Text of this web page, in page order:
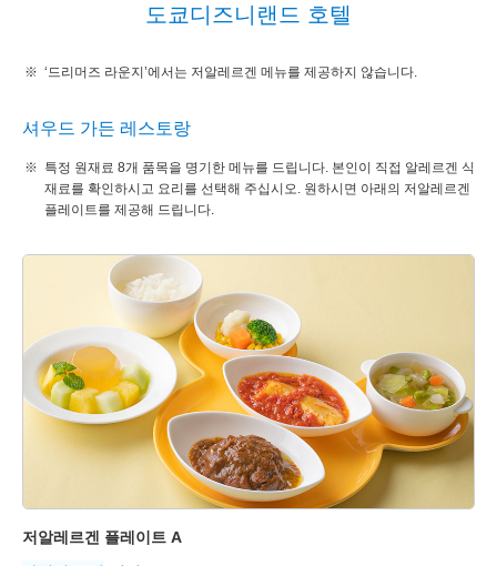
도쿄디즈니랜드 호텔
‘드리머즈 라운지’에서는 저알레르겐 메뉴를 제공하지 않습니다.
셔우드 가든 레스토랑
특정 원재료 8개 품목을 명기한 메뉴를 드립니다. 본인이 직접 알레르겐 식
재료를 확인하시고 요리를 선택해 주십시오. 원하시면 아래의 저알레르겐
플레이트를 제공해 드립니다.
저알레르겐 플레이트 A